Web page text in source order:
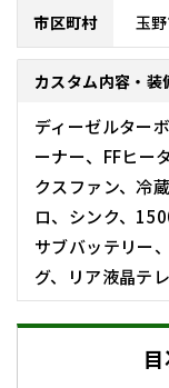
市区町村 玉
カスタム内容・装
ディーゼルター
ーナー、FFヒー
クスファン、冷
ロ、シンク、
サブバッテリー
グ、リア液晶テ